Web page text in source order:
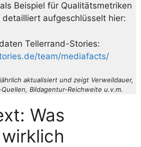
Beispiel für Qualitätsmetriken
aufgeschlüsselt hier:
Tellerrand-Stories:
team/mediafacts/
aktualisiert und zeigt Verweildauer,
Bildagentur-Reichweite u.v.m.
Was